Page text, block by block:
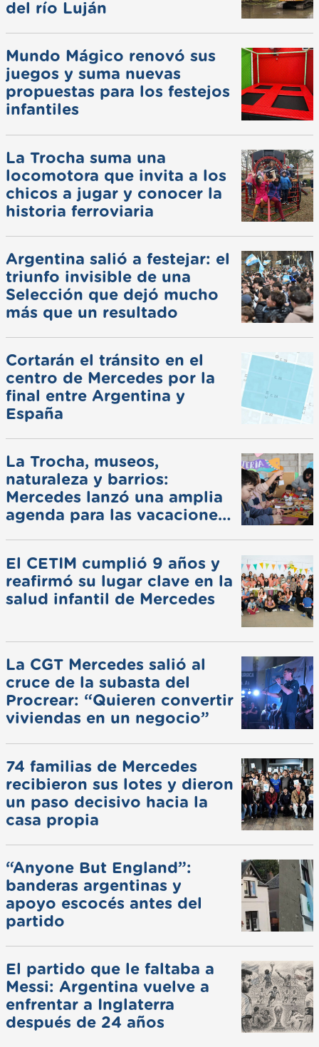
del río Luján
Mundo Mágico renovó sus
juegos y suma nuevas
propuestas para los festejos
infantiles
La Trocha suma una
locomotora que invita a los
chicos a jugar y conocer la
historia ferroviaria
Argentina salió a festejar: el
triunfo invisible de una
Selección que dejó mucho
más que un resultado
Cortarán el tránsito en el
centro de Mercedes por la
final entre Argentina y
España
La Trocha, museos,
naturaleza y barrios:
Mercedes lanzó una amplia
agenda para las vacaciones
El CETIM cumplió 9 años y
reafirmó su lugar clave en la
salud infantil de Mercedes
La CGT Mercedes salió al
cruce de la subasta del
Procrear: “Quieren convertir
viviendas en un negocio”
74 familias de Mercedes
recibieron sus lotes y dieron
un paso decisivo hacia la
casa propia
“Anyone But England”:
banderas argentinas y
apoyo escocés antes del
partido
El partido que le faltaba a
Messi: Argentina vuelve a
enfrentar a Inglaterra
después de 24 años